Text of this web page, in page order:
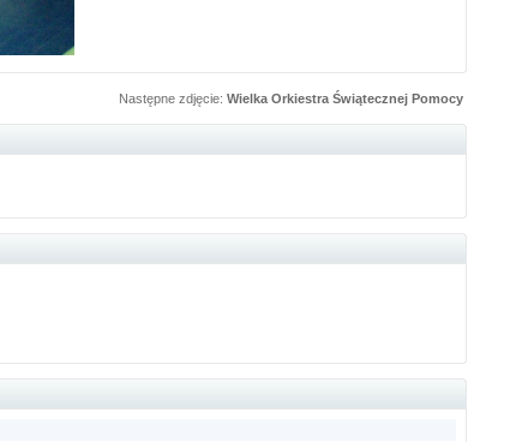
Następne zdjęcie:Wielka Orkiestra Świątecznej Pomocy